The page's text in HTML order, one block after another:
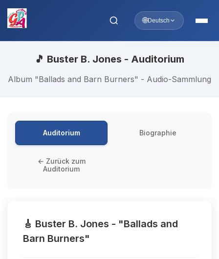
🌐Deutsch
🎵 Buster B. Jones - Auditorium
Album "Ballads and Barn Burners" - Audio-Sammlung
Auditorium Biographie
← Zurück zum
Auditorium
🎸 Buster B. Jones - "Ballads and
Barn Burners"